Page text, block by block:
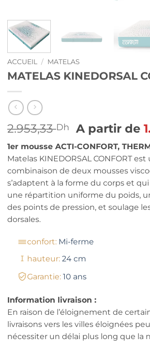
ACCUEIL / MATELAS
MATELAS KINEDORSAL
2.953,33Dh A partir de
1er mousse ACTI-CONFORT,
Matelas KINEDORSAL CONFORT est
combinaison de deux mousses
s’adaptent à la forme du corps et
une répartition uniforme du poids,
des points de pression, et soulage
dorsales.
confort: Mi-ferme
hauteur: 24 cm
Garantie: 10 ans
Information livraison :
En raison de l’éloignement de
livraisons vers les villes éloignées
nécessiter un délai plus long que la